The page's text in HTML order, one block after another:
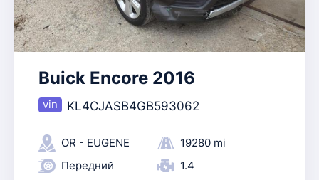
Buick Encore 2016
KL4CJASB4GB593062
OR - EUGENE
19280 mi
Передний
1.4